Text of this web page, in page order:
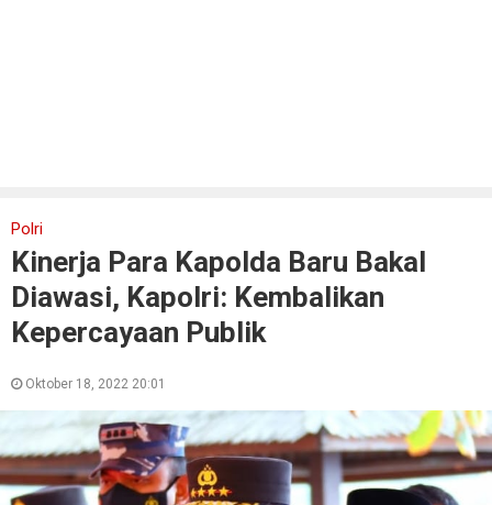
Polri
Kinerja Para Kapolda Baru Bakal
Diawasi, Kapolri: Kembalikan
Kepercayaan Publik
Oktober 18, 2022 20:01